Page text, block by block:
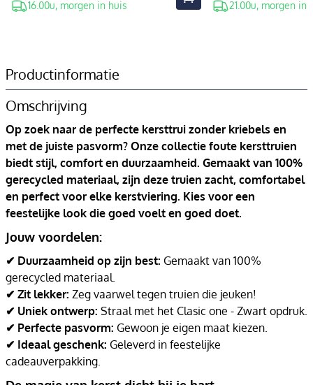
16.00u, morgen in huis 21.00u, morgen in
Productinformatie
Omschrijving
Op zoek naar de perfecte kersttrui zonder kriebels en
met de juiste pasvorm? Onze collectie foute kersttruien
biedt stijl, comfort en duurzaamheid. Gemaakt van 100%
gerecycled materiaal, zijn deze truien zacht, comfortabel
en perfect voor elke kerstviering. Kies voor een
feestelijke look die goed voelt en goed doet.
Jouw voordelen:
✔ Duurzaamheid op zijn best: Gemaakt van 100%
gerecycled materiaal.
✔ Zit lekker: Zeg vaarwel tegen truien die jeuken!
✔ Uniek ontwerp: Straal met het Clasic one - Zwart opdruk.
✔ Perfecte pasvorm: Gewoon je eigen maat kiezen.
✔ Ideaal geschenk: Geleverd in feestelijke
cadeauverpakking.